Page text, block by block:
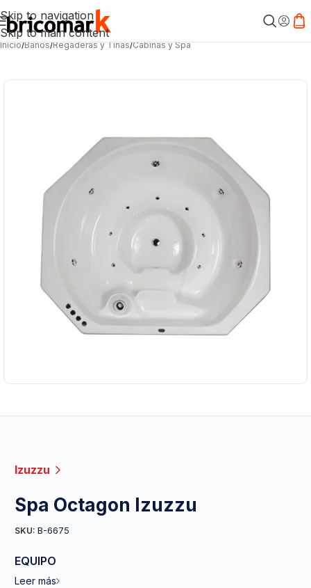
Skip to navigation
Skip to main content
Inicio/Baños/Regaderas y Tinas/Cabinas y Spa
Izuzzu
Spa Octagon Izuzzu
SKU: B-6675
EQUIPO
Leer más